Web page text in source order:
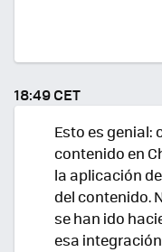
18:49 CET
Esto es genial:
contenido en
la aplicación
del contenido.
se han ido
esa